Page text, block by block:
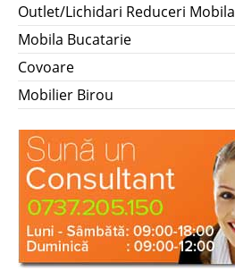
Outlet/Lichidari Reduceri Mobila
Mobila Bucatarie
Covoare
Mobilier Birou